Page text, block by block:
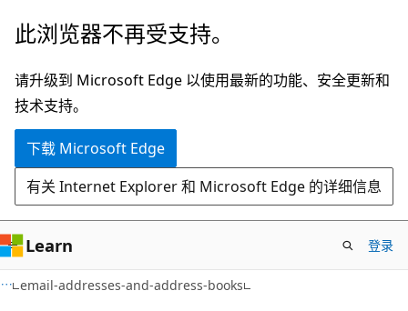
跳
主
要
内
跳
页
内
导
此浏览器不再受支持。
请升级到 Microsoft Edge 以使用最新的功能、安全更新和
技术支持。
下载 Microsoft Edge
有关 Internet Explorer 和 Microsoft Edge 的详细信息
Learn 登录
email-addresses-and-address-books